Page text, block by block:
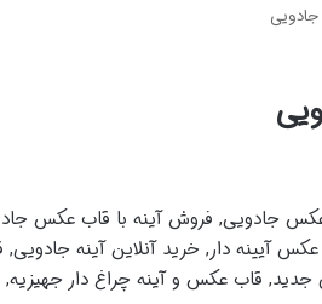
جادویی, فروش آینه با قاب عکس
دار, خرید آنلاین آینه جادویی,
قاب عکس و آینه چراغ دار جهیزیه,